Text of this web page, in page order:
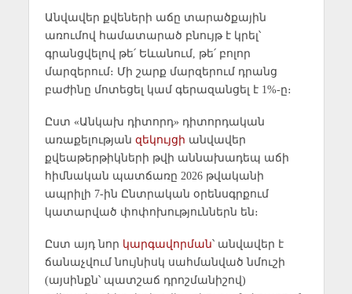
Անվավեր քվեների աճը տարածքային
առումով համատարած բնույթ է կրել՝
գրանցվելով թե՛ Եևանում, թե՛ բոլոր
մարզերում։ Մի շարք մարզերում դրանց
բաժինը մոտեցել կամ գերազանցել է 1%-ը։
Ըստ «Անկախ դիտորդ» դիտորդական
առաքելության զեկույցի անվավեր
քվեաթերթիկների թվի աննախադեպ աճի
հիմնական պատճառը 2026 թվականի
ապրիլի 7-ին Ընտրական օրենսգրքում
կատարված փոփոխություններն են։
Ըստ այդ նոր կարգավորման՝ անվավեր է
ճանաչվում նույնիսկ սահմանված նմուշի
(այսինքն՝ պատշաճ դրոշմանիշով)